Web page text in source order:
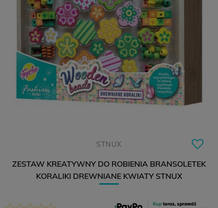
STNUX
ZESTAW KREATYWNY DO ROBIENIA BRANSOLETEK
KORALIKI DREWNIANE KWIATY STNUX